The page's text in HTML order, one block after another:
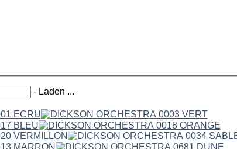
- Laden ...